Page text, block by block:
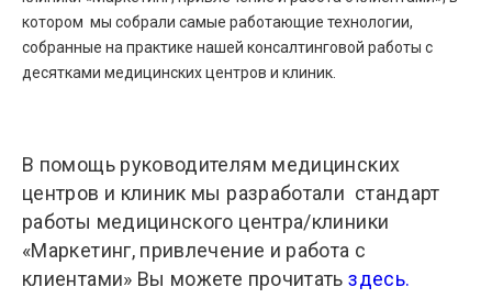
котором мы собрали самые работающие технологии,
собранные на практике нашей консалтинговой работы с
десятками медицинских центров и клиник.
В помощь руководителям медицинских
центров и клиник мы разработали стандарт
работы медицинского центра/клиники
«Маркетинг, привлечение и работа с
клиентами» Вы можете прочитать здесь.